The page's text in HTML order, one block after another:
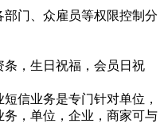
门、众雇员等权限控制分
，生日祝福，会员日祝
信业务是专门针对单位，
，单位，企业，商家可与